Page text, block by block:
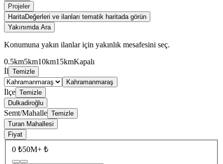
Projeler
HaritaDeğerleri ve ilanları tematik haritada görün
Yakınımda Ara
Konumuna yakın ilanlar için yakınlık mesafesini seç.
0.5km5km10km15kmKapalı
İl Temizle
Kahramanmaraş
İlçe Temizle
Dulkadiroğlu
Semt/Mahalle Temizle
Turan Mahallesi
Fiyat
0 ₺50M+ ₺